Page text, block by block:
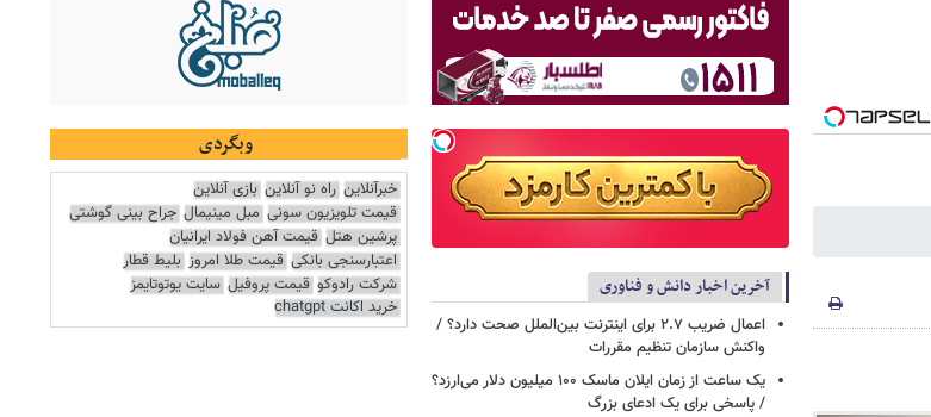
آخرین اخبار دانش و فناوری
اعمال ضریب ۲.۷ برای اینترنت بین‌الملل صحت دارد؟ /
واکنش سازمان تنظیم مقررات
یک ساعت از زمان ایلان ماسک ۱۰۰ میلیون دلار می‌ارزد؟
/ پاسخی برای یک ادعای بزرگ
وبگردی
خبرآنلاین راه نو آنلاین بازی آنلاین
قیمت تلویزیون سونی مبل مینیمال جراح بینی گوشتی
پرشین هتل قیمت آهن فولاد ایرانیان
اعتبارسنجی بانکی قیمت طلا امروز بلیط قطار
شرکت رادوکو قیمت پروفیل سایت یوتوتایمز
خرید اکانت chatgpt